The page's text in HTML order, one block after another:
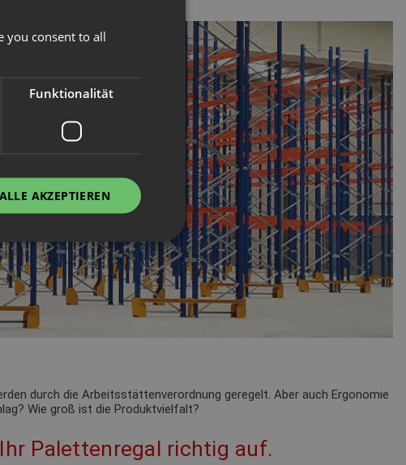
durch die Arbeitsstättenverordnung geregelt. Aber auch Ergonomie
Wie groß ist die Produktvielfalt?
Palettenregal richtig auf.
you consent to all
Funktionalität
ALLE AKZEPTIEREN